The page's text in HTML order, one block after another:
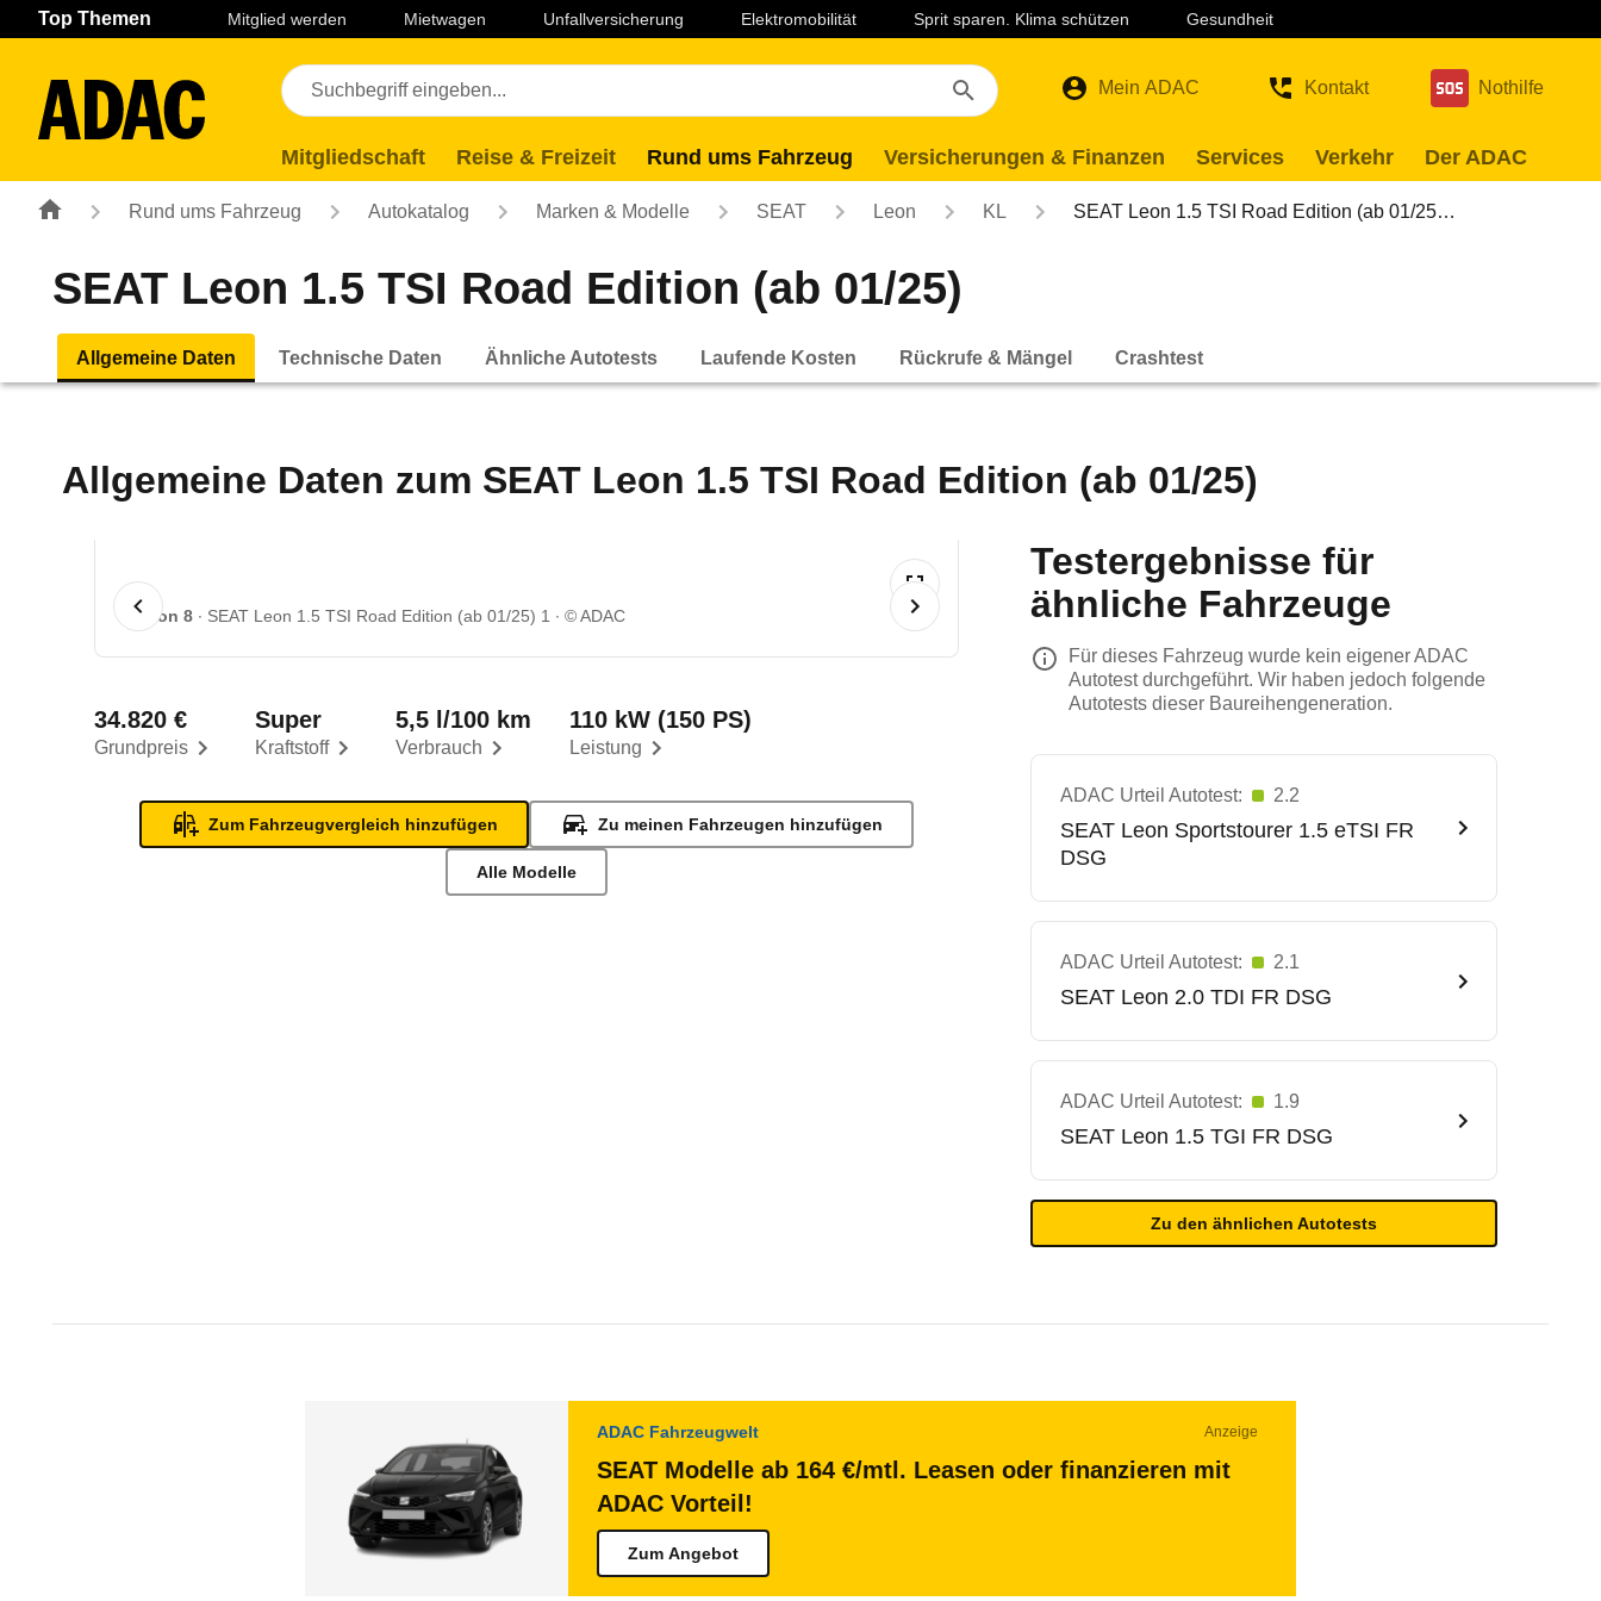
Navigation Seiteninhalt Fußzeile
Top Themen Mitglied werden Mietwagen Unfallversicherung Elektromobilität Sprit sparen. Klima schützen Gesundheit
Mein ADAC Kontakt Nothilfe
Mitgliedschaft Reise & Freizeit Rund ums Fahrzeug Versicherungen & Finanzen Services Verkehr Der ADAC
Rund ums Fahrzeug Autokatalog Marken & Modelle SEAT Leon KL SEAT Leon 1.5 TSI Road Edition (ab 01/25…
SEAT Leon 1.5 TSI Road Edition (ab 01/25)
Allgemeine Daten Technische Daten Ähnliche Autotests Laufende Kosten Rückrufe & Mängel Crashtest
Allgemeine Daten zum SEAT Leon 1.5 TSI Road Edition (ab 01/25)
1 von 8 SEAT Leon 1.5 TSI Road Edition (ab 01/25) 1 © ADAC
Grundpreis
34.820 €
Kraftstoff
Super
Verbrauch
5,5 l/100 km
Leistung
110 kW (150 PS)
Zum Fahrzeugvergleich hinzufügen Zu meinen Fahrzeugen hinzufügen
Alle Modelle
Testergebnisse für
ähnliche Fahrzeuge
Für dieses Fahrzeug wurde kein eigener ADAC
Autotest durchgeführt. Wir haben jedoch folgende
Autotests dieser Baureihengeneration.
ADAC Urteil Autotest: 2.2
SEAT Leon Sportstourer 1.5 eTSI FR
DSG
ADAC Urteil Autotest: 2.1
SEAT Leon 2.0 TDI FR DSG
ADAC Urteil Autotest: 1.9
SEAT Leon 1.5 TGI FR DSG
Zu den ähnlichen Autotests
ADAC Fahrzeugwelt Anzeige
SEAT Modelle ab 164 €/mtl. Leasen oder finanzieren mit
ADAC Vorteil!
Zum Angebot